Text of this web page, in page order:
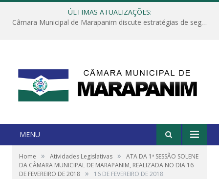
ÚLTIMAS ATUALIZAÇÕES:
Câmara Municipal de Marapanim discute estratégias de segurança com autoridades e poder executivo
MENU
Home » Atividades Legislativas »
ATA DA 1ª SESSÃO SOLENE
DA CÂMARA MUNICIPAL DE MARAPANIM, REALIZADA NO DIA 16
DE FEVEREIRO DE 2018 » 16 DE FEVEREIRO DE 2018